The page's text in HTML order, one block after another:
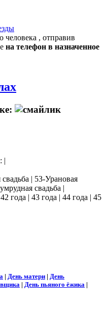
человека , отправив
на телефон в назначенное
|
| 53-Урановая
свадьба |
года | 43 года | 44 года | 45
| День матери | День
| День пьяного ёжика |